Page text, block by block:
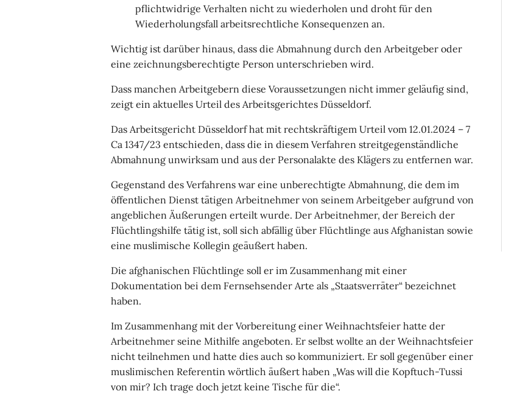
pflichtwidrige Verhalten nicht zu wiederholen und droht für den
Wiederholungsfall arbeitsrechtliche Konsequenzen an.
Wichtig ist darüber hinaus, dass die Abmahnung durch den Arbeitgeber oder
eine zeichnungsberechtigte Person unterschrieben wird.
Dass manchen Arbeitgebern diese Voraussetzungen nicht immer geläufig sind,
zeigt ein aktuelles Urteil des Arbeitsgerichtes Düsseldorf.
Das Arbeitsgericht Düsseldorf hat mit rechtskräftigem Urteil vom 12.01.2024 – 7
Ca 1347/23 entschieden, dass die in diesem Verfahren streitgegenständliche
Abmahnung unwirksam und aus der Personalakte des Klägers zu entfernen war.
Gegenstand des Verfahrens war eine unberechtigte Abmahnung, die dem im
öffentlichen Dienst tätigen Arbeitnehmer von seinem Arbeitgeber aufgrund von
angeblichen Äußerungen erteilt wurde. Der Arbeitnehmer, der Bereich der
Flüchtlingshilfe tätig ist, soll sich abfällig über Flüchtlinge aus Afghanistan sowie
eine muslimische Kollegin geäußert haben.
Die afghanischen Flüchtlinge soll er im Zusammenhang mit einer
Dokumentation bei dem Fernsehsender Arte als „Staatsverräter“ bezeichnet
haben.
Im Zusammenhang mit der Vorbereitung einer Weihnachtsfeier hatte der
Arbeitnehmer seine Mithilfe angeboten. Er selbst wollte an der Weihnachtsfeier
nicht teilnehmen und hatte dies auch so kommuniziert. Er soll gegenüber einer
muslimischen Referentin wörtlich äußert haben „Was will die Kopftuch-Tussi
von mir? Ich trage doch jetzt keine Tische für die“.